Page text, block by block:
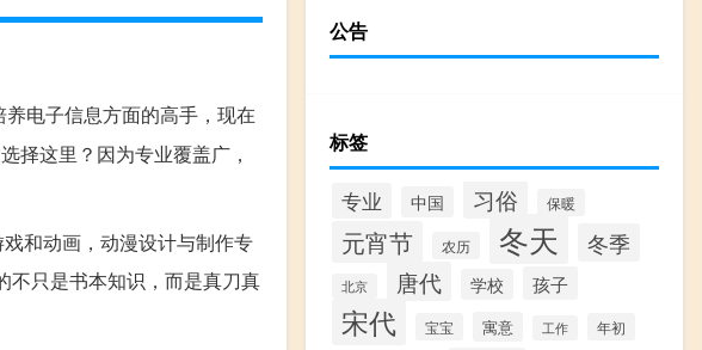
电子信息方面的高手，现在
择这里？因为专业覆盖广，
和动画，动漫设计与制作专
不只是书本知识，而是真刀真
公告
标签
专业 中国 习俗 保暖
元宵节 农历 冬天 冬季
北京 唐代 学校 孩子
宋代 宝宝 寓意 工作 年初